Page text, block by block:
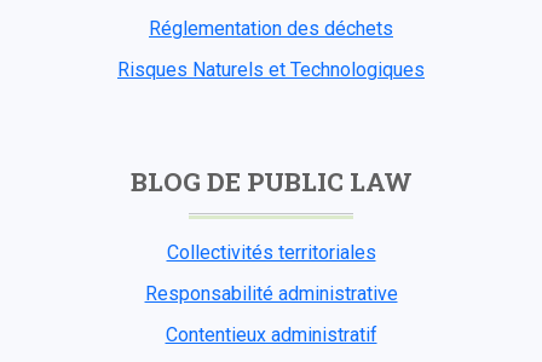
Réglementation des déchets
Risques Naturels et Technologiques
BLOG DE PUBLIC LAW
Collectivités territoriales
Responsabilité administrative
Contentieux administratif